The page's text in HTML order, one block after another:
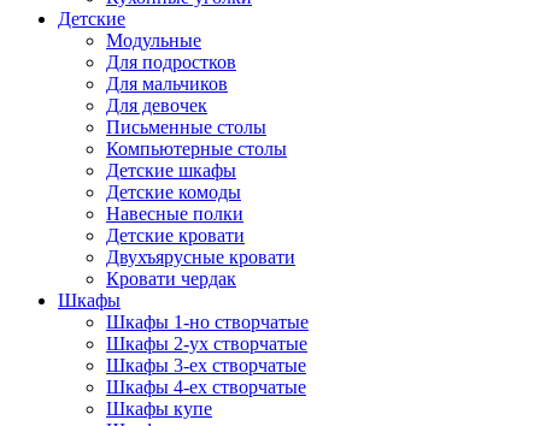
Детские
Модульные
Для подростков
Для мальчиков
Для девочек
Письменные столы
Компьютерные столы
Детские шкафы
Детские комоды
Навесные полки
Детские кровати
Двухъярусные кровати
Кровати чердак
Шкафы
Шкафы 1-но створчатые
Шкафы 2-ух створчатые
Шкафы 3-ех створчатые
Шкафы 4-ех створчатые
Шкафы купе